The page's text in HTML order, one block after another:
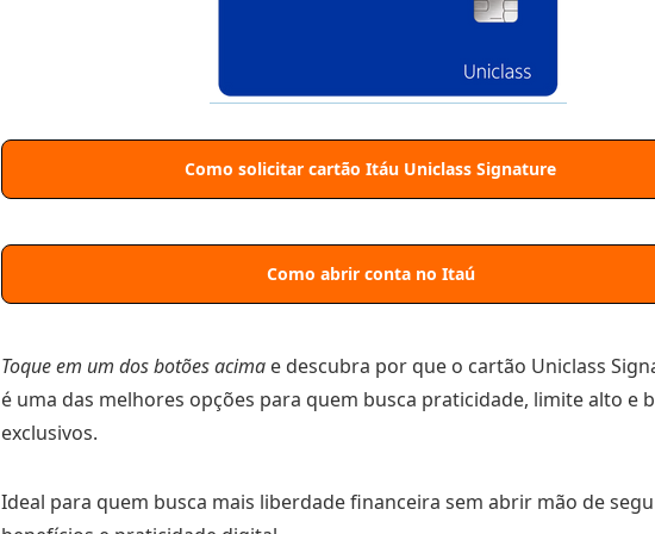
Como solicitar cartão Itáu Uniclass Signature
Como abrir conta no Itaú
Toque em um dos botões acimae descubra por que o cartão Uniclass
é uma das melhores opções para quem busca praticidade, limite alto e
exclusivos.
Ideal para quem busca mais liberdade financeira sem abrir mão de